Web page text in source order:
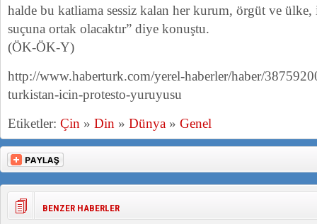
halde bu katliama sessiz kalan her kurum, örgüt ve ülke,
suçuna ortak olacaktır” diye konuştu.
(ÖK-ÖK-Y)
http://www.haberturk.com/yerel-haberler/haber/
turkistan-icin-protesto-yuruyusu
Etiketler: Çin » Din » Dünya » Genel
BENZER HABERLER